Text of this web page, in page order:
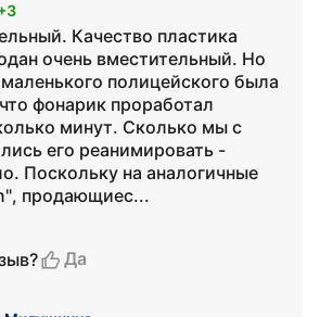
Качество пластика
очень вместительный. Но
полицейского была
фонарик проработал
минут. Сколько мы с
его реанимировать -
Поскольку на аналогичные
продающиес...
Да